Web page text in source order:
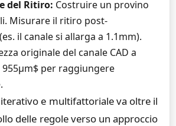
del Ritiro: Costruire un provino
Misurare il ritiro post-
il canale si allarga a 1.1mm).
originale del canale CAD a
955µm$ per raggiungere
e multifattoriale va oltre il
delle regole verso un approccio